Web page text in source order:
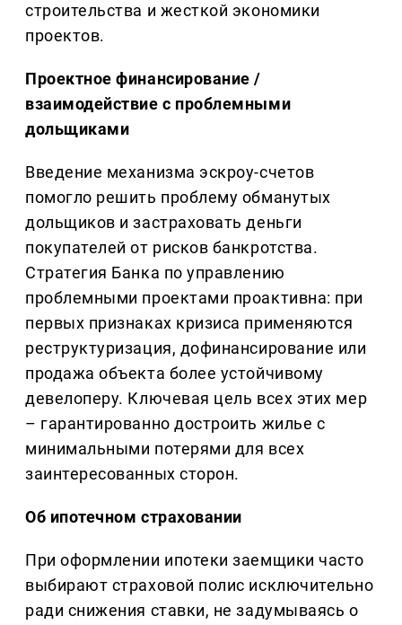
строительства и жесткой экономики
проектов.
Проектное финансирование /
взаимодействие с проблемными
дольщиками
Введение механизма эскроу-счетов
помогло решить проблему обманутых
дольщиков и застраховать деньги
покупателей от рисков банкротства.
Стратегия Банка по управлению
проблемными проектами проактивна: при
первых признаках кризиса применяются
реструктуризация, дофинансирование или
продажа объекта более устойчивому
девелоперу. Ключевая цель всех этих мер
– гарантированно достроить жилье с
минимальными потерями для всех
заинтересованных сторон.
Об ипотечном страховании
При оформлении ипотеки заемщики часто
выбирают страховой полис исключительно
ради снижения ставки, не задумываясь о